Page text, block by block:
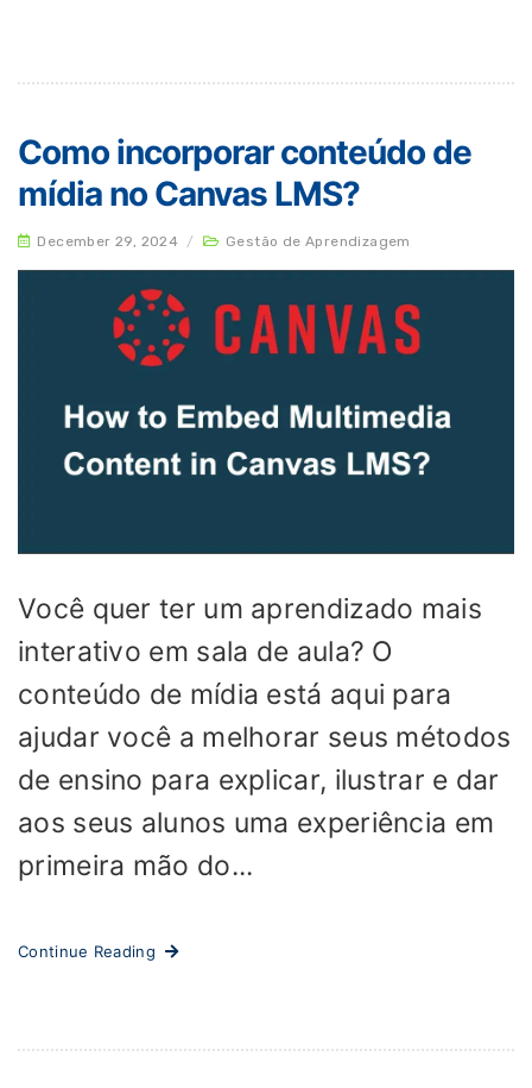
Como incorporar conteúdo de
mídia no Canvas LMS?
December 29, 2024 / Gestão de Aprendizagem
Você quer ter um aprendizado mais
interativo em sala de aula? O
conteúdo de mídia está aqui para
ajudar você a melhorar seus métodos
de ensino para explicar, ilustrar e dar
aos seus alunos uma experiência em
primeira mão do...
Continue Reading